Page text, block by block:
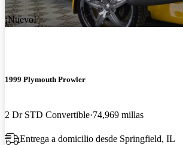
¡Nuevo!
1999 Plymouth Prowler
2 Dr STD Convertible 74,969 millas
Entrega a domicilio desde Springfield, IL